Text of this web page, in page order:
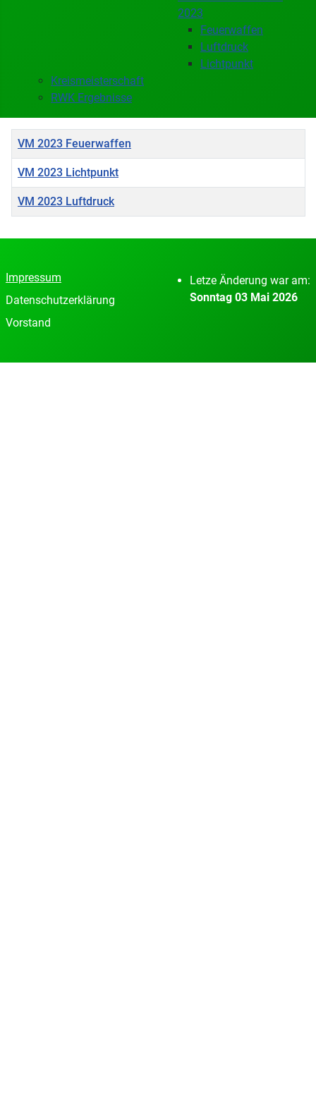
2023
Feuerwaffen
Luftdruck
Lichtpunkt
Kreismeisterschaft
RWK Ergebnisse
Titel
VM 2023 Feuerwaffen
VM 2023 Lichtpunkt
VM 2023 Luftdruck
Impressum
Datenschutzerklärung
Vorstand
Letze Änderung war am:
Sonntag 03 Mai 2026